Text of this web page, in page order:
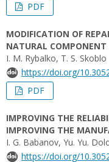
PDF
MODIFICATION OF
NATURAL COMPONENT
I. М. Rybalko, T. S. Skoblo
https://doi.org/
PDF
IMPROVING THE
IMPROVING THE
I. G. Babanov, Yu. Yu.
https://doi.org/